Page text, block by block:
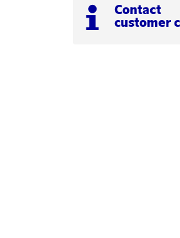
Contact
customer